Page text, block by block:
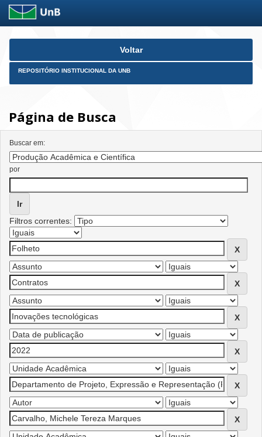
Skip
Voltar
REPOSITÓRIO INSTITUCIONAL DA UNB
Página de Busca
Buscar em:
por
Filtros correntes: